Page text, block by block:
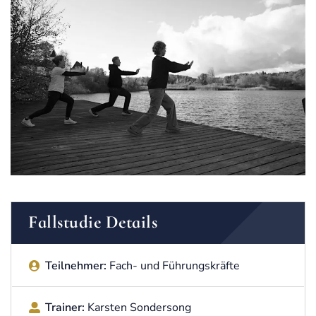
Fallstudie Details
Teilnehmer: Fach- und Führungskräfte
Trainer: Karsten Sondersong